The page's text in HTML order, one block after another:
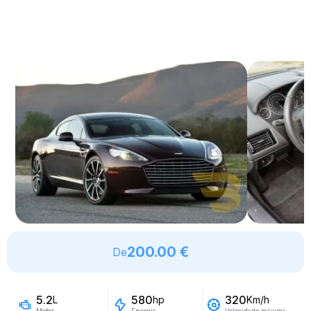
De200.00 €
5.2L 580hp 320Km/h